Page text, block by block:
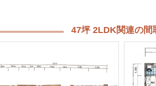
47坪 2LDK関連の間